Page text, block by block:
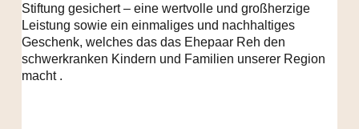
Stiftung gesichert – eine wertvolle und großherzige
Leistung sowie ein einmaliges und nachhaltiges
Geschenk, welches das das Ehepaar Reh den
schwerkranken Kindern und Familien unserer Region
macht .